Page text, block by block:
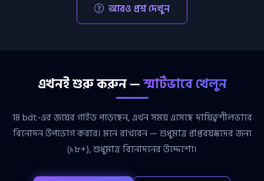
আরও প্রশ্ন দেখুন
এখনই শুরু করুন —স্মার্টভাবে খেলুন
18 bdt-এর জয়ের গাইড পড়েছেন, এখন সময় এসেছে দায়িত্বশীলভাবে
বিনোদন উপভোগ করার। মনে রাখবেন — শুধুমাত্র প্রাপ্তবয়স্কদের জন্য
(১৮+), শুধুমাত্র বিনোদনের উদ্দেশ্যে।